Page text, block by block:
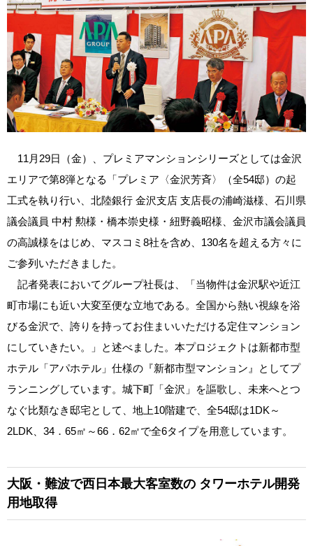
11月29日（金）、プレミアマンションシリーズとしては金沢
エリアで第8弾となる「プレミア〈金沢芳斉〉（全54邸）の起
工式を執り行い、北陸銀行 金沢支店 支店長の浦崎滋様、石川県
議会議員 中村 勲様・橋本崇史様・紐野義昭様、金沢市議会議員
の高誠様をはじめ、マスコミ8社を含め、130名を超える方々に
ご参列いただきました。
記者発表においてグループ社長は、「当物件は金沢駅や近江
町市場にも近い大変至便な立地である。全国から熱い視線を浴
びる金沢で、誇りを持ってお住まいいただける定住マンション
にしていきたい。」と述べました。本プロジェクトは新都市型
ホテル「アパホテル」仕様の『新都市型マンション』としてプ
ランニングしています。城下町「金沢」を謳歌し、未来へとつ
なぐ比類なき邸宅として、地上10階建で、全54邸は1DK～
2LDK、34．65㎡～66．62㎡で全6タイプを用意しています。
大阪・難波で西日本最大客室数の タワーホテル開発
用地取得